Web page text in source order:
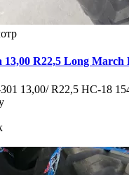
13,00 R22,5 Long March
13,00/ R22,5 НС-18